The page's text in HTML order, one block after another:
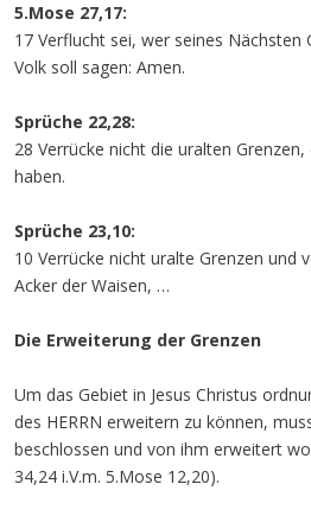
5.Mose 27,17:
17 Verflucht sei, wer seines Nächsten
Volk soll sagen: Amen.
Sprüche 22,28:
28 Verrücke nicht die uralten
haben.
Sprüche 23,10:
10 Verrücke nicht uralte Grenzen und
Acker der Waisen, …
Die Erweiterung der Grenzen
Um das Gebiet in Jesus Christus
des HERRN erweitern zu können,
beschlossen und von ihm erweitert
34,24 i.V.m. 5.Mose 12,20).